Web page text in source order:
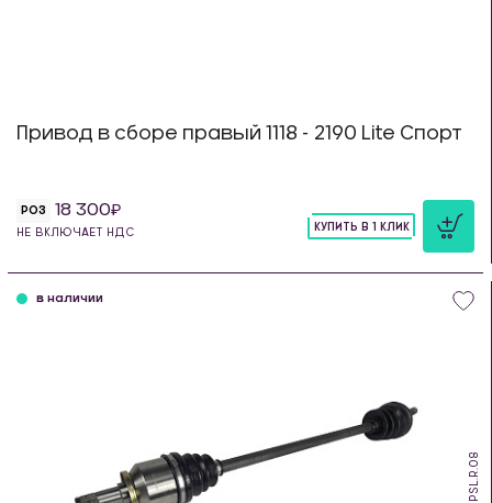
Привод в сборе правый 1118 - 2190 Lite Спорт
РОЗ 18 300
НЕ ВКЛЮЧАЕТ НДС
КУПИТЬ В 1 КЛИК
PSL.R.08
в наличии